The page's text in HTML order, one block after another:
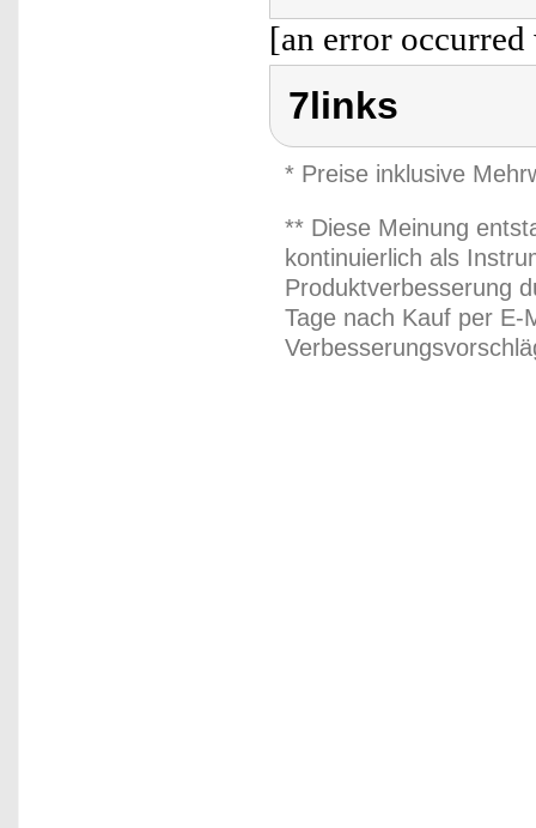
[an error
7links
* Preise inklusive
** Diese Meinung
kontinuierlich als
Produktverbesserung
Tage nach Kauf per E-